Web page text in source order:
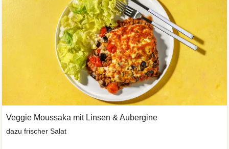
Veggie Moussaka mit Linsen & Aubergine
dazu frischer Salat